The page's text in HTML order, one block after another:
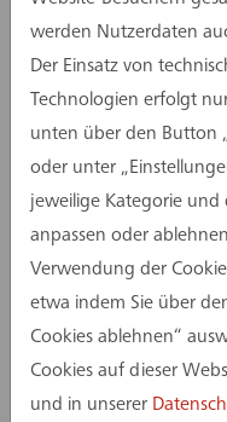
und durch eine
gegliedert werden.
werden an den vier
Hofgestaltung soll
Aufenthaltsqualität
gestalterische
Baufelder und
Das assmann-Team
werden Nutzerdaten
Der Einsatz von
Technologien erfolgt
unten über den Button
oder unter
jeweilige Kategorie und
anpassen oder
Verwendung der
etwa indem Sie über
Cookies ablehnen“
Cookies auf dieser
und in unserer